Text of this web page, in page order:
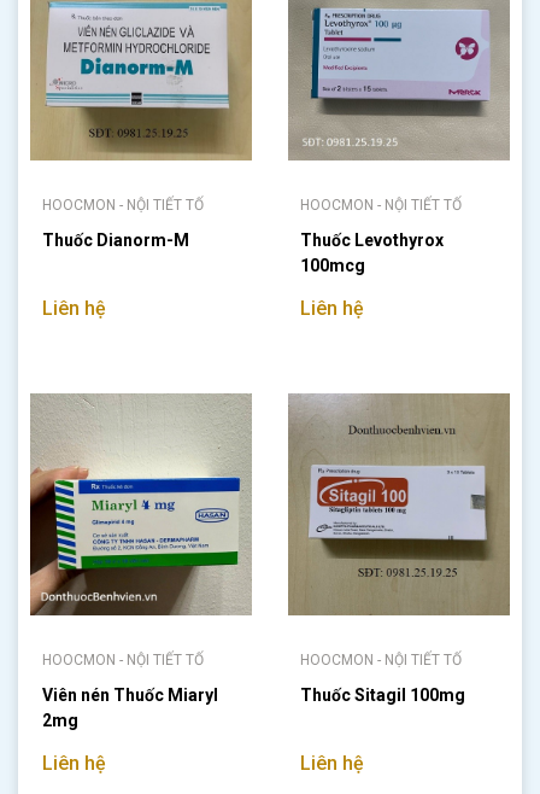
HOOCMON - NỘI TIẾT TỐ
Thuốc Dianorm-M
Liên hệ
HOOCMON - NỘI TIẾT TỐ
Thuốc Levothyrox
100mcg
Liên hệ
HOOCMON - NỘI TIẾT TỐ
Viên nén Thuốc Miaryl
2mg
Liên hệ
HOOCMON - NỘI TIẾT TỐ
Thuốc Sitagil 100mg
Liên hệ